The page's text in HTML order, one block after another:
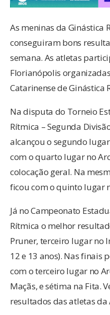
As meninas da Ginástica
conseguiram bons
semana. As atletas
Florianópolis
Catarinense de Ginástica
Na disputa do Torneio
Rítmica – Segunda
alcançou o segundo
com o quarto lugar no
colocação geral. Na
ficou com o quinto lugar
Já no Campeonato
Rítmica o melhor
Pruner, terceiro lugar no
12 e 13 anos). Nas finais
com o terceiro lugar no
Maçãs, e sétima na Fita.
resultados das atletas da